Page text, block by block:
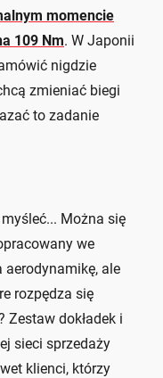
momencie
109 Nm. W Japonii
nigdzie
zmieniać biegi
to zadanie
Można się
we
aerodynamikę, ale
rozpędza się
Zestaw dokładek i
sieci sprzedaży
klienci, którzy